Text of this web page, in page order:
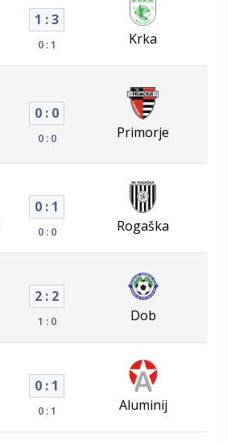
1 : 3
0 : 1 Krka
0 : 0
0 : 0 Primorje
0 : 1
0 : 0 Rogaška
2 : 2
1 : 0 Dob
0 : 1
0 : 1 Aluminij